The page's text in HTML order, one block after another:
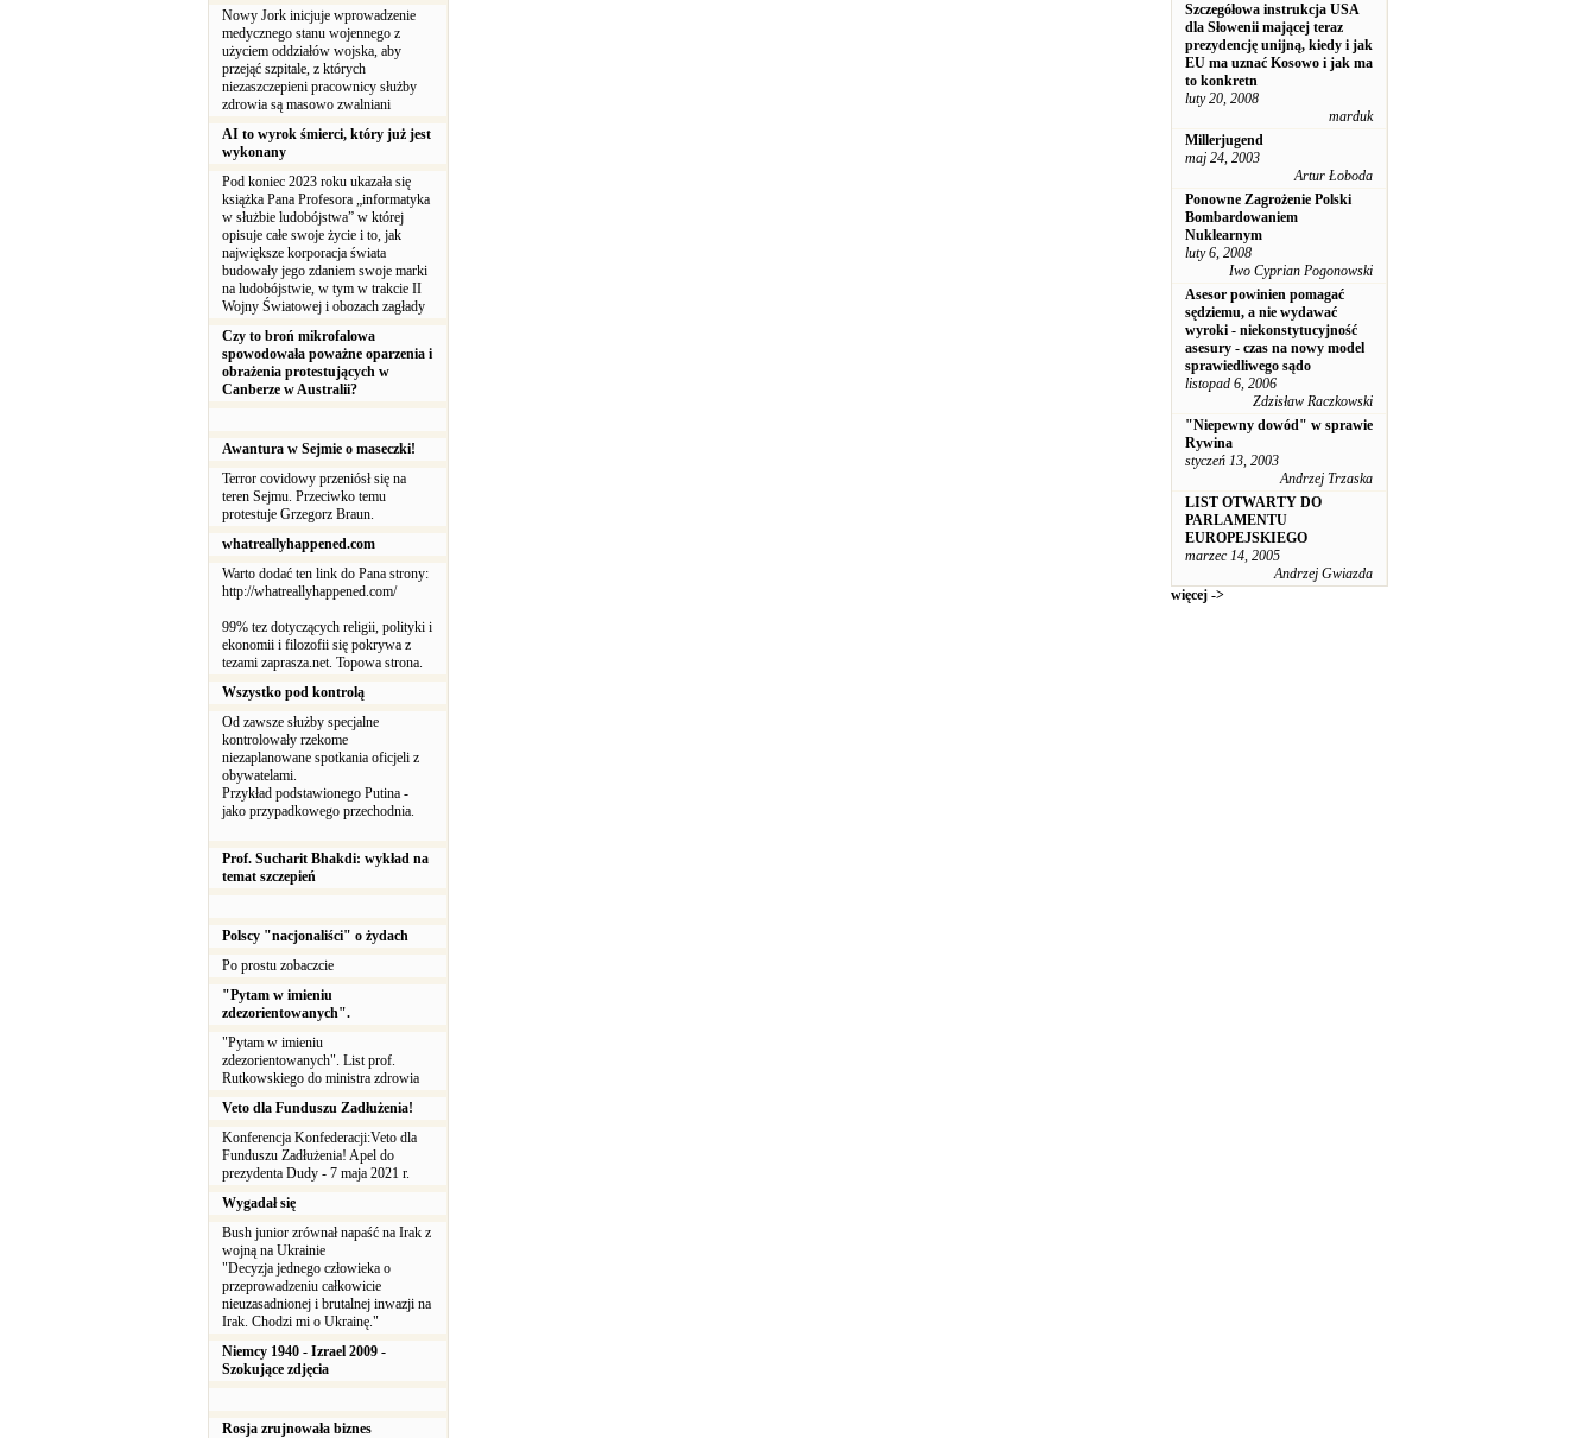
Nowy Jork inicjuje wprowadzenie
medycznego stanu wojennego z
użyciem oddziałów wojska, aby
przejąć szpitale, z których
niezaszczepieni pracownicy służby
zdrowia są masowo zwalniani
AI to wyrok śmierci, który już jest
wykonany
Pod koniec 2023 roku ukazała się
książka Pana Profesora „informatyka
w służbie ludobójstwa” w której
opisuje całe swoje życie i to, jak
największe korporacja świata
budowały jego zdaniem swoje marki
na ludobójstwie, w tym w trakcie II
Wojny Światowej i obozach zagłady
Czy to broń mikrofalowa
spowodowała poważne oparzenia i
obrażenia protestujących w
Canberze w Australii?
Awantura w Sejmie o maseczki!
Terror covidowy przeniósł się na
teren Sejmu. Przeciwko temu
protestuje Grzegorz Braun.
whatreallyhappened.com
Warto dodać ten link do Pana strony:
http://whatreallyhappened.com/
99% tez dotyczących religii, polityki i
ekonomii i filozofii się pokrywa z
tezami zaprasza.net. Topowa strona.
Wszystko pod kontrolą
Od zawsze służby specjalne
kontrolowały rzekome
niezaplanowane spotkania oficjeli z
obywatelami.
Przykład podstawionego Putina -
jako przypadkowego przechodnia.
Prof. Sucharit Bhakdi: wykład na
temat szczepień
Polscy "nacjonaliści" o żydach
Po prostu zobaczcie
"Pytam w imieniu
zdezorientowanych".
"Pytam w imieniu
zdezorientowanych". List prof.
Rutkowskiego do ministra zdrowia
Veto dla Funduszu Zadłużenia!
Konferencja Konfederacji:Veto dla
Funduszu Zadłużenia! Apel do
prezydenta Dudy - 7 maja 2021 r.
Wygadał się
Bush junior zrównał napaść na Irak z
wojną na Ukrainie
"Decyzja jednego człowieka o
przeprowadzeniu całkowicie
nieuzasadnionej i brutalnej inwazji na
Irak. Chodzi mi o Ukrainę."
Niemcy 1940 - Izrael 2009 -
Szokujące zdjęcia
Rosja zrujnowała biznes
Szczegółowa instrukcja USA
dla Słowenii mającej teraz
prezydencję unijną, kiedy i jak
EU ma uznać Kosowo i jak ma
to konkretn
luty 20, 2008
marduk
Millerjugend
maj 24, 2003
Artur Łoboda
Ponowne Zagrożenie Polski
Bombardowaniem
Nuklearnym
luty 6, 2008
Iwo Cyprian Pogonowski
Asesor powinien pomagać
sędziemu, a nie wydawać
wyroki - niekonstytucyjność
asesury - czas na nowy model
sprawiedliwego sądo
listopad 6, 2006
Zdzisław Raczkowski
"Niepewny dowód" w sprawie
Rywina
styczeń 13, 2003
Andrzej Trzaska
LIST OTWARTY DO
PARLAMENTU
EUROPEJSKIEGO
marzec 14, 2005
Andrzej Gwiazda
więcej ->